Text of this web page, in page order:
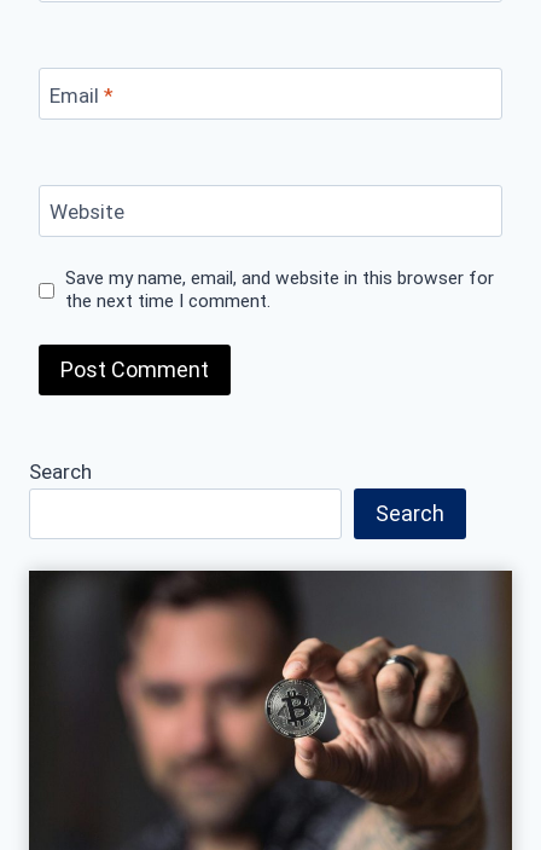
Email *
Website
Save my name, email, and website in this browser for
the next time I comment.
Search
Search